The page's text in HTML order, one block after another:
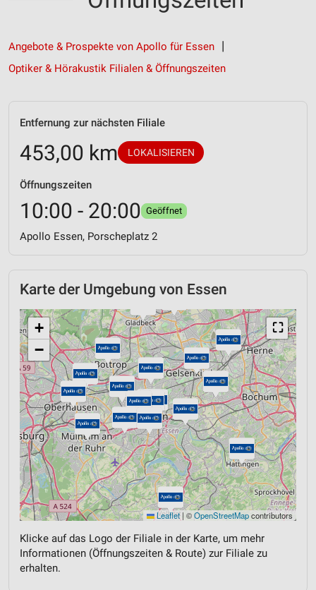
Angebote & Prospekte von Apollo für Essen
Optiker & Hörakustik Filialen & Öffnungszeiten
Entfernung zur nächsten Filiale
453,00 km LOKALISIEREN
Öffnungszeiten
10:00 - 20:00 Geöffnet
Apollo Essen, Porscheplatz 2
Karte der Umgebung von Essen
⛶
+
−
Leaflet | ©OpenStreetMapcontributors
Klicke auf das Logo der Filiale in der Karte, um mehr
Informationen (Öffnungszeiten & Route) zur Filiale zu
erhalten.